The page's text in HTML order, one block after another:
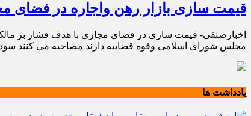
قیمت سازی بازار رهن واجاره در فضای
اخبارصنفی- قیمت سازی در فضای مجازی با هدف فشار بر
مجلس شورای اسلامی وقوه قضاییه دارند مصاحبه می کنند
یادداشت ها